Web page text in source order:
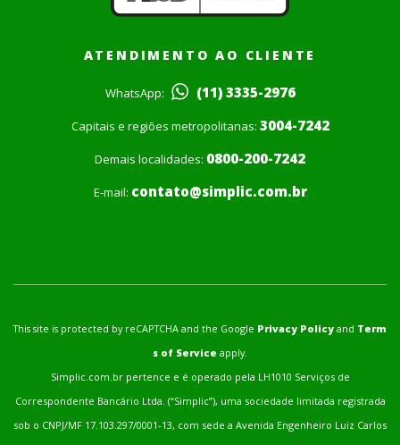
ATENDIMENTO AO CLIENTE
WhatsApp: (11) 3335-2976
Capitais e regiões metropolitanas: 3004-7242
Demais localidades: 0800-200-7242
E-mail: contato@simplic.com.br
This site is protected by reCAPTCHA and the Google Privacy Policy and Term
s of Service apply.
Simplic.com.br pertence e é operado pela LH1010 Serviços de
Correspondente Bancário Ltda. (“Simplic”), uma sociedade limitada registrada
sob o CNPJ/MF 17.103.297/0001-13, com sede a Avenida Engenheiro Luiz Carlos